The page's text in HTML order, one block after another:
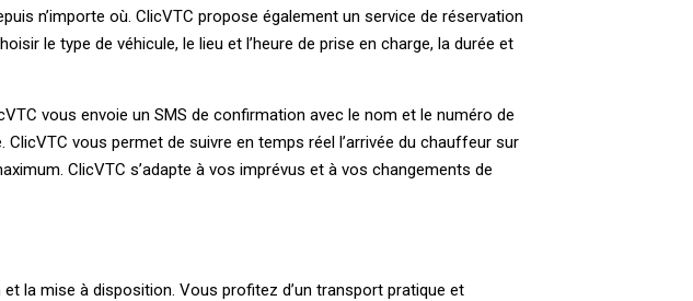
n’importe où. ClicVTC propose également un service de réservation
le type de véhicule, le lieu et l’heure de prise en charge, la durée et
vous envoie un SMS de confirmation avec le nom et le numéro de
vous permet de suivre en temps réel l’arrivée du chauffeur sur
ClicVTC s’adapte à vos imprévus et à vos changements de
la mise à disposition. Vous profitez d’un transport pratique et